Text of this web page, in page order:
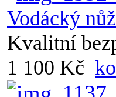
Vodácký
Kvalitní
1 100 Kč